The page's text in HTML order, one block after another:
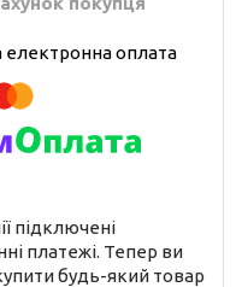
підключені
платежі. Тепер ви
будь-який товар